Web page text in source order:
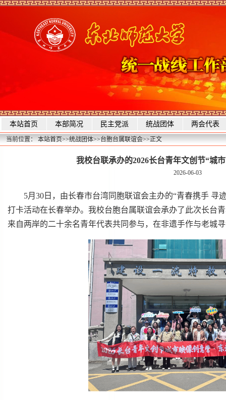
本站首页 本部简况 民主党派 统战团体 两会代表
当前位置：本站首页>>统战团体>>台胞台属联谊会>>正文
我校台联承办的2026长台青年文创节“城
2026-06-03
5月30日，由长春市台湾同胞联谊会主办的“青春携手 寻
打卡活动在长春举办。我校台胞台属联谊会承办了此次长台
来自两岸的二十余名青年代表共同参与，在非遗手作与老城